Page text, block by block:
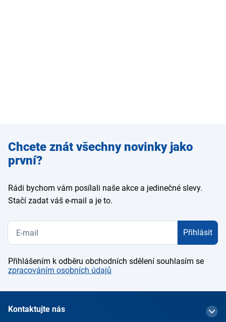
Zadejte
e-mail
Chcete znát všechny novinky jako
první?
Rádi bychom vám posílali naše akce a jedinečné slevy.
Stačí zadat váš e-mail a je to.
Přihlásit
Přihlášením k odběru obchodních sdělení souhlasím se
zpracováním osobních údajů
Kontaktujte nás